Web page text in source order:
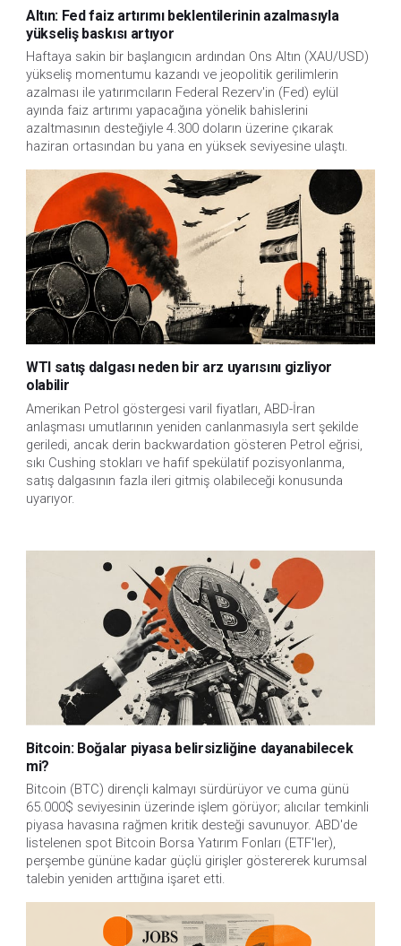
Altın: Fed faiz artırımı beklentilerinin azalmasıyla
yükseliş baskısı artıyor
Haftaya sakin bir başlangıcın ardından Ons Altın (XAU/USD)
yükseliş momentumu kazandı ve jeopolitik gerilimlerin
azalması ile yatırımcıların Federal Rezerv'in (Fed) eylül
ayında faiz artırımı yapacağına yönelik bahislerini
azaltmasının desteğiyle 4.300 doların üzerine çıkarak
haziran ortasından bu yana en yüksek seviyesine ulaştı.
WTI satış dalgası neden bir arz uyarısını gizliyor
olabilir
Amerikan Petrol göstergesi varil fiyatları, ABD-İran
anlaşması umutlarının yeniden canlanmasıyla sert şekilde
geriledi, ancak derin backwardation gösteren Petrol eğrisi,
sıkı Cushing stokları ve hafif spekülatif pozisyonlanma,
satış dalgasının fazla ileri gitmiş olabileceği konusunda
uyarıyor.
Bitcoin: Boğalar piyasa belirsizliğine dayanabilecek
mi?
Bitcoin (BTC) dirençli kalmayı sürdürüyor ve cuma günü
65.000$ seviyesinin üzerinde işlem görüyor; alıcılar temkinli
piyasa havasına rağmen kritik desteği savunuyor. ABD'de
listelenen spot Bitcoin Borsa Yatırım Fonları (ETF'ler),
perşembe gününe kadar güçlü girişler göstererek kurumsal
talebin yeniden arttığına işaret etti.